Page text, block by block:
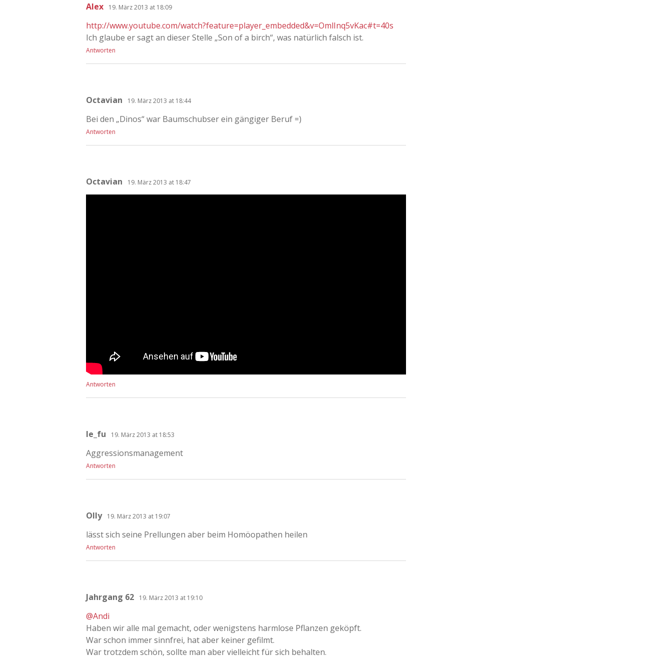
Alex 19. März 2013 at 18:09
http://www.youtube.com/watch?feature=player_embedded&v=OmlInq5vKac#t=40s
Ich glaube er sagt an dieser Stelle „Son of a birch“, was natürlich falsch ist.
Antworten
Octavian 19. März 2013 at 18:44
Bei den „Dinos“ war Baumschubser ein gängiger Beruf =)
Antworten
Octavian 19. März 2013 at 18:47
Antworten
le_fu 19. März 2013 at 18:53
Aggressionsmanagement
Antworten
Olly 19. März 2013 at 19:07
lässt sich seine Prellungen aber beim Homöopathen heilen
Antworten
Jahrgang 62 19. März 2013 at 19:10
@Andi
Haben wir alle mal gemacht, oder wenigstens harmlose Pflanzen geköpft.
War schon immer sinnfrei, hat aber keiner gefilmt.
War trotzdem schön, sollte man aber vielleicht für sich behalten.